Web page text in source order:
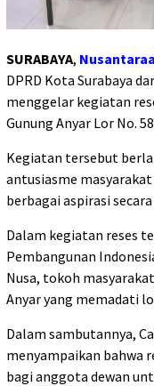
SURABAYA,
DPRD Kota Surabaya
menggelar kegiatan
Gunung Anyar Lor No.
Kegiatan tersebut
antusiasme
berbagai aspirasi
Dalam kegiatan reses
Pembangunan
Nusa, tokoh
Anyar yang memadati
Dalam sambutannya,
menyampaikan bahwa
bagi anggota dewan